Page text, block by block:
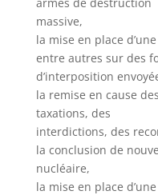
massive,
la mise en place
entre autres sur des
d’interposition
la remise en cause
taxations, des
interdictions, des
la conclusion de
nucléaire,
la mise en place